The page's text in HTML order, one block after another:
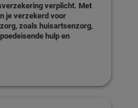
verplicht. Met
je verzekerd voor
zoals huisartsenzorg,
hulp en